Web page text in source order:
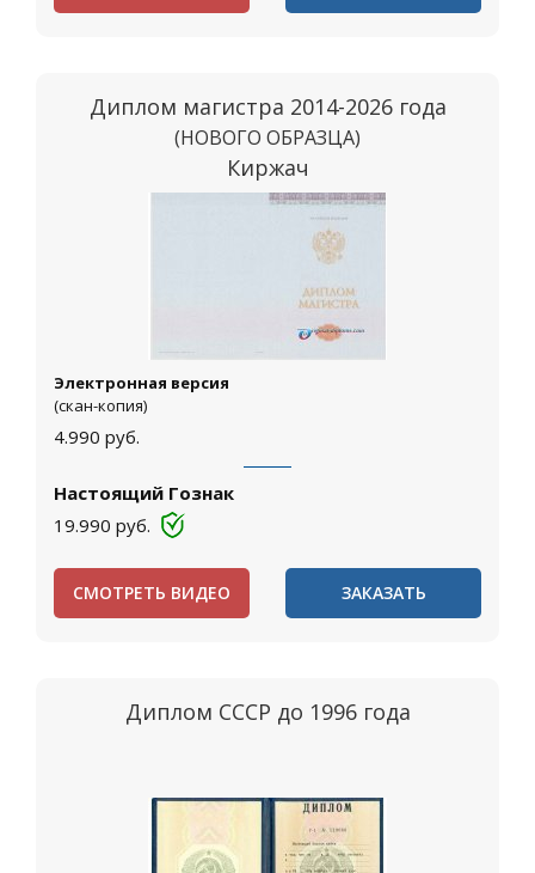
Диплом магистра 2014-2026 года
(НОВОГО ОБРАЗЦА)
Киржач
Электронная версия
(скан-копия)
4.990 руб.
Настоящий Гознак
19.990 руб.
СМОТРЕТЬ ВИДЕО ЗАКАЗАТЬ
Диплом СССР до 1996 года